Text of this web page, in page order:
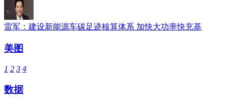
雷军：建设新能源车碳足迹核算体系 加快大功率快充基
美图
1 2 3 4
数据